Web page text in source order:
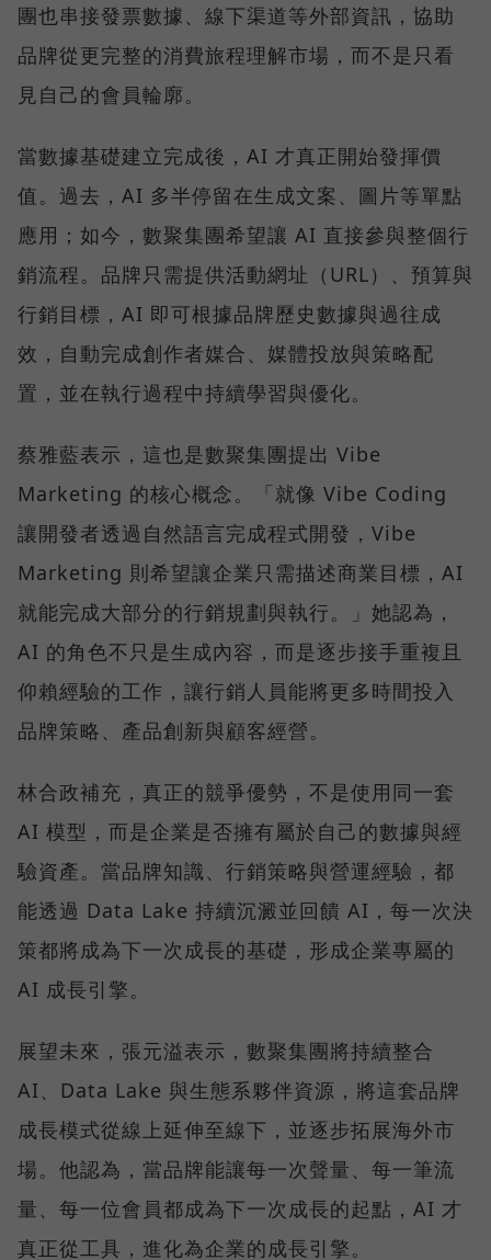
團也串接發票數據、線下渠道等外部資訊，協助
品牌從更完整的消費旅程理解市場，而不是只看
見自己的會員輪廓。
當數據基礎建立完成後，AI 才真正開始發揮價
值。過去，AI 多半停留在生成文案、圖片等單點
應用；如今，數聚集團希望讓 AI 直接參與整個行
銷流程。品牌只需提供活動網址（URL）、預算與
行銷目標，AI 即可根據品牌歷史數據與過往成
效，自動完成創作者媒合、媒體投放與策略配
置，並在執行過程中持續學習與優化。
蔡雅藍表示，這也是數聚集團提出 Vibe
Marketing 的核心概念。「就像 Vibe Coding
讓開發者透過自然語言完成程式開發，Vibe
Marketing 則希望讓企業只需描述商業目標，AI
就能完成大部分的行銷規劃與執行。」她認為，
AI 的角色不只是生成內容，而是逐步接手重複且
仰賴經驗的工作，讓行銷人員能將更多時間投入
品牌策略、產品創新與顧客經營。
林合政補充，真正的競爭優勢，不是使用同一套
AI 模型，而是企業是否擁有屬於自己的數據與經
驗資產。當品牌知識、行銷策略與營運經驗，都
能透過 Data Lake 持續沉澱並回饋 AI，每一次決
策都將成為下一次成長的基礎，形成企業專屬的
AI 成長引擎。
展望未來，張元溢表示，數聚集團將持續整合
AI、Data Lake 與生態系夥伴資源，將這套品牌
成長模式從線上延伸至線下，並逐步拓展海外市
場。他認為，當品牌能讓每一次聲量、每一筆流
量、每一位會員都成為下一次成長的起點，AI 才
真正從工具，進化為企業的成長引擎。